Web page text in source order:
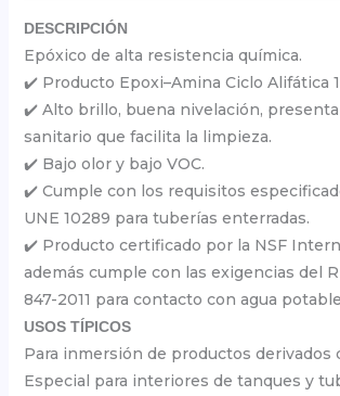
DESCRIPCIÓN
Epóxico de alta resistencia química.
✔️ Producto Epoxi–Amina Ciclo Alifática
✔️ Alto brillo, buena nivelación, presenta
sanitario que facilita la limpieza.
✔️ Bajo olor y bajo VOC.
✔️ Cumple con los requisitos
UNE 10289 para tuberías enterradas.
✔️ Producto certificado por la NSF
además cumple con las exigencias del
847-2011 para contacto con agua
USOS TÍPICOS
Para inmersión de productos derivados
Especial para interiores de tanques y